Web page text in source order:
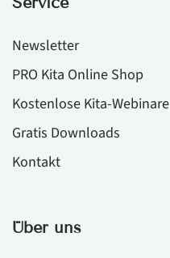
Newsletter
PRO Kita Online Shop
Kostenlose Kita-Webinare
Gratis Downloads
Kontakt
Über uns